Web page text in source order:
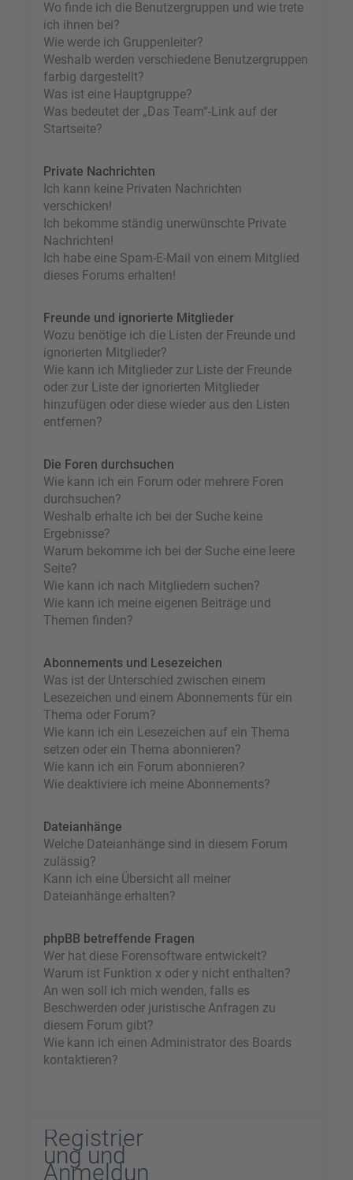
Wo finde ich die Benutzergruppen und wie trete
ich ihnen bei?
Wie werde ich Gruppenleiter?
Weshalb werden verschiedene Benutzergruppen
farbig dargestellt?
Was ist eine Hauptgruppe?
Was bedeutet der „Das Team“-Link auf der
Startseite?
Private Nachrichten
Ich kann keine Privaten Nachrichten
verschicken!
Ich bekomme ständig unerwünschte Private
Nachrichten!
Ich habe eine Spam-E-Mail von einem Mitglied
dieses Forums erhalten!
Freunde und ignorierte Mitglieder
Wozu benötige ich die Listen der Freunde und
ignorierten Mitglieder?
Wie kann ich Mitglieder zur Liste der Freunde
oder zur Liste der ignorierten Mitglieder
hinzufügen oder diese wieder aus den Listen
entfernen?
Die Foren durchsuchen
Wie kann ich ein Forum oder mehrere Foren
durchsuchen?
Weshalb erhalte ich bei der Suche keine
Ergebnisse?
Warum bekomme ich bei der Suche eine leere
Seite?
Wie kann ich nach Mitgliedern suchen?
Wie kann ich meine eigenen Beiträge und
Themen finden?
Abonnements und Lesezeichen
Was ist der Unterschied zwischen einem
Lesezeichen und einem Abonnements für ein
Thema oder Forum?
Wie kann ich ein Lesezeichen auf ein Thema
setzen oder ein Thema abonnieren?
Wie kann ich ein Forum abonnieren?
Wie deaktiviere ich meine Abonnements?
Dateianhänge
Welche Dateianhänge sind in diesem Forum
zulässig?
Kann ich eine Übersicht all meiner
Dateianhänge erhalten?
phpBB betreffende Fragen
Wer hat diese Forensoftware entwickelt?
Warum ist Funktion x oder y nicht enthalten?
An wen soll ich mich wenden, falls es
Beschwerden oder juristische Anfragen zu
diesem Forum gibt?
Wie kann ich einen Administrator des Boards
kontaktieren?
Registrier
ung und
Anmeldun